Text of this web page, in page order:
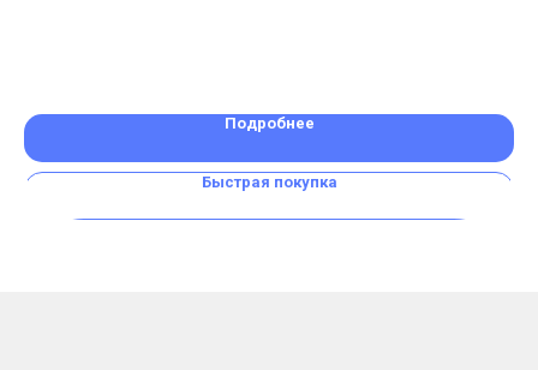
Подробнее
Быстрая покупка